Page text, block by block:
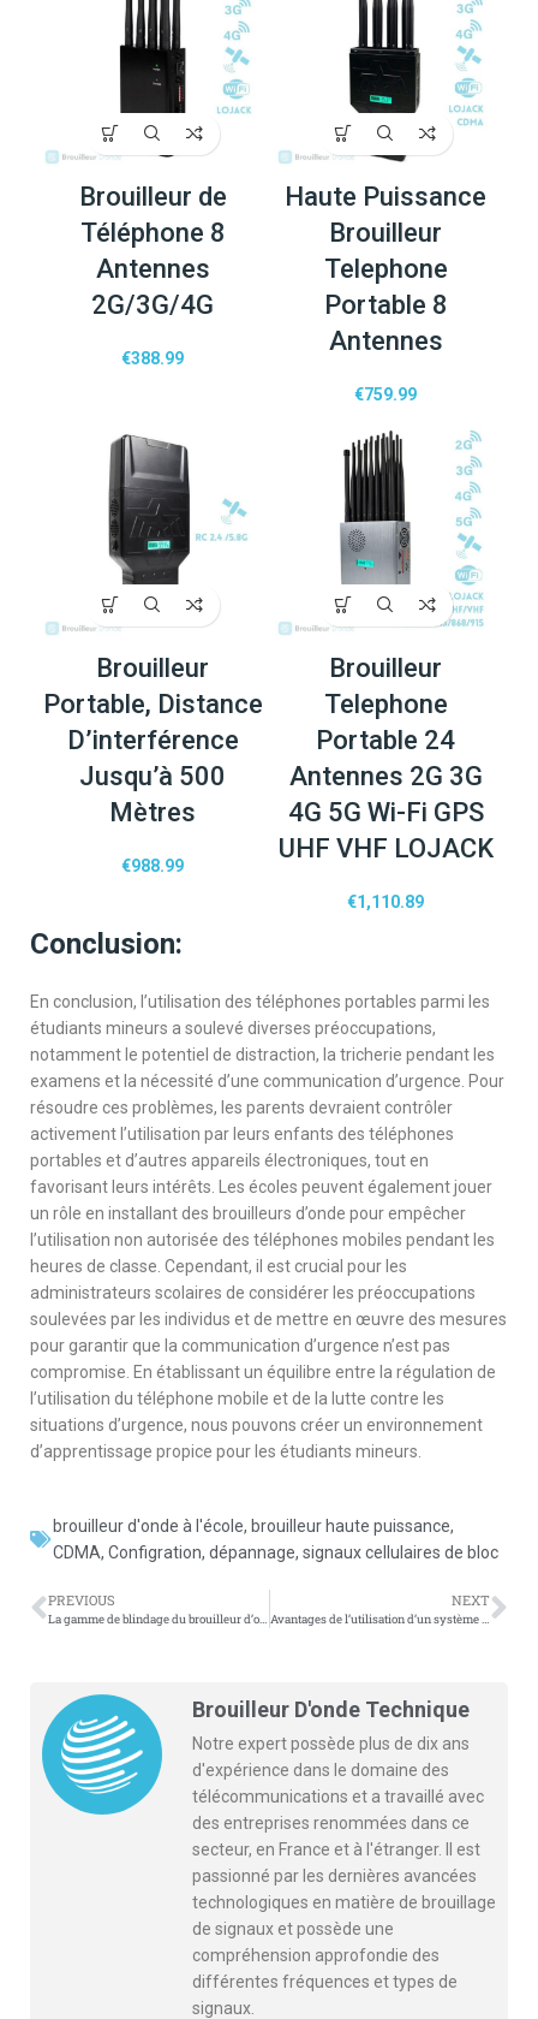
Brouilleur de
Téléphone 8
Antennes
2G/3G/4G
€388.99
Haute Puissance
Brouilleur
Telephone
Portable 8
Antennes
€759.99
Brouilleur
Portable, Distance
D’interférence
Jusqu’à 500
Mètres
€988.99
Brouilleur
Telephone
Portable 24
Antennes 2G 3G
4G 5G Wi-Fi GPS
UHF VHF LOJACK
€1,110.89
Conclusion:
En conclusion, l’utilisation des téléphones portables parmi les
étudiants mineurs a soulevé diverses préoccupations,
notamment le potentiel de distraction, la tricherie pendant les
examens et la nécessité d’une communication d’urgence. Pour
résoudre ces problèmes, les parents devraient contrôler
activement l’utilisation par leurs enfants des téléphones
portables et d’autres appareils électroniques, tout en
favorisant leurs intérêts. Les écoles peuvent également jouer
un rôle en installant des brouilleurs d’onde pour empêcher
l’utilisation non autorisée des téléphones mobiles pendant les
heures de classe. Cependant, il est crucial pour les
administrateurs scolaires de considérer les préoccupations
soulevées par les individus et de mettre en œuvre des mesures
pour garantir que la communication d’urgence n’est pas
compromise. En établissant un équilibre entre la régulation de
l’utilisation du téléphone mobile et de la lutte contre les
situations d’urgence, nous pouvons créer un environnement
d’apprentissage propice pour les étudiants mineurs.
brouilleur d'onde à l'école, brouilleur haute puissance,
CDMA, Configration, dépannage, signaux cellulaires de bloc
PREVIOUS NEXT
Brouilleur D'onde Technique
Notre expert possède plus de dix ans
d'expérience dans le domaine des
télécommunications et a travaillé avec
des entreprises renommées dans ce
secteur, en France et à l'étranger. Il est
passionné par les dernières avancées
technologiques en matière de brouillage
de signaux et possède une
compréhension approfondie des
différentes fréquences et types de
signaux.